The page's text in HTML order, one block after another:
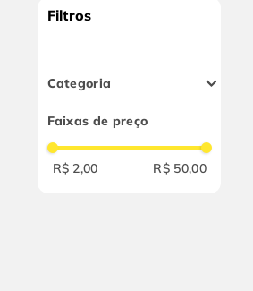
Filtros
Categoria
Faixas de preço
R$ 2,00 R$ 50,00
chave impacto